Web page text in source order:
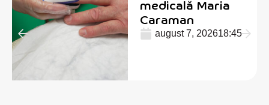
medicală Maria
Caraman
august 7, 202618:45